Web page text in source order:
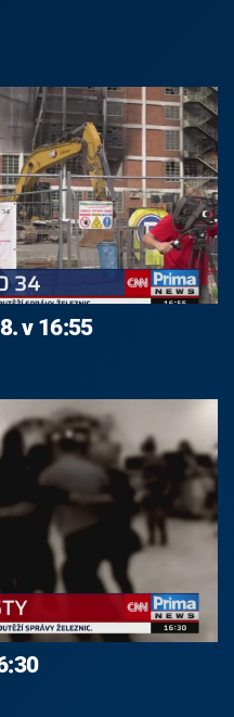
v 16:55